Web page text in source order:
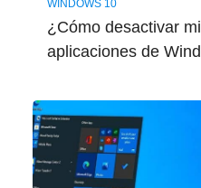
WINDOWS 10
¿Cómo desactivar
aplicaciones de